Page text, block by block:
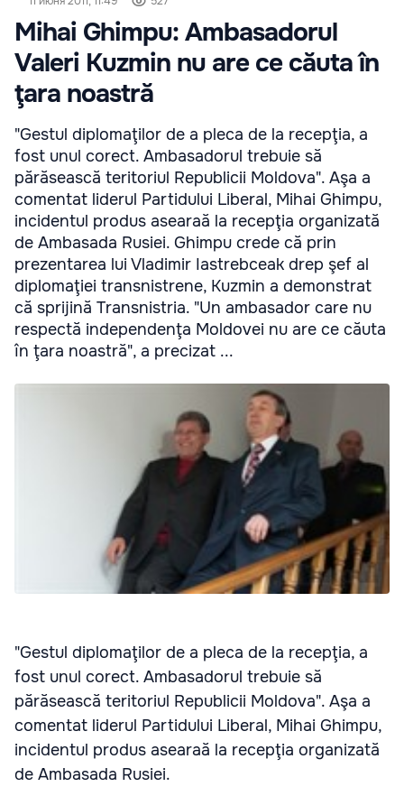
Mihai Ghimpu: Ambasadorul
Valeri Kuzmin nu are ce căuta în
ţara noastră
"Gestul diplomaţilor de a pleca de la recepţia, a
fost unul corect. Ambasadorul trebuie să
părăsească teritoriul Republicii Moldova". Aşa a
comentat liderul Partidului Liberal, Mihai Ghimpu,
incidentul produs asearaă la recepţia organizată
de Ambasada Rusiei. Ghimpu crede că prin
prezentarea lui Vladimir Iastrebceak drep şef al
diplomaţiei transnistrene, Kuzmin a demonstrat
că sprijină Transnistria. "Un ambasador care nu
respectă independenţa Moldovei nu are ce căuta
în ţara noastră", a precizat ...
"Gestul diplomaţilor de a pleca de la recepţia, a
fost unul corect. Ambasadorul trebuie să
părăsească teritoriul Republicii Moldova". Aşa a
comentat liderul Partidului Liberal, Mihai Ghimpu,
incidentul produs asearaă la recepţia organizată
de Ambasada Rusiei.